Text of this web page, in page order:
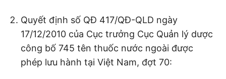
Quyết định số QĐ 417/QĐ-QLD ngày
17/12/2010 của Cục trưởng Cục Quản lý dược
công bố 745 tên thuốc nước ngoài được
phép lưu hành tại Việt Nam, đợt 70: